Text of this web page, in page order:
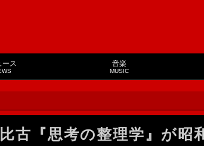
ース 音楽
MUSIC
古『思考の整理学』が昭